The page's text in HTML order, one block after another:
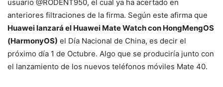
usuario @RODENT950, el cual ya ha acertado en
anteriores filtraciones de la firma. Según este afirma que
Huawei lanzará el Huawei Mate Watch con HongMengOS
(HarmonyOS) el Día Nacional de China, es decir el
próximo día 1 de Octubre. Algo que se produciría junto con
el lanzamiento de los nuevos teléfonos móviles Mate 40.